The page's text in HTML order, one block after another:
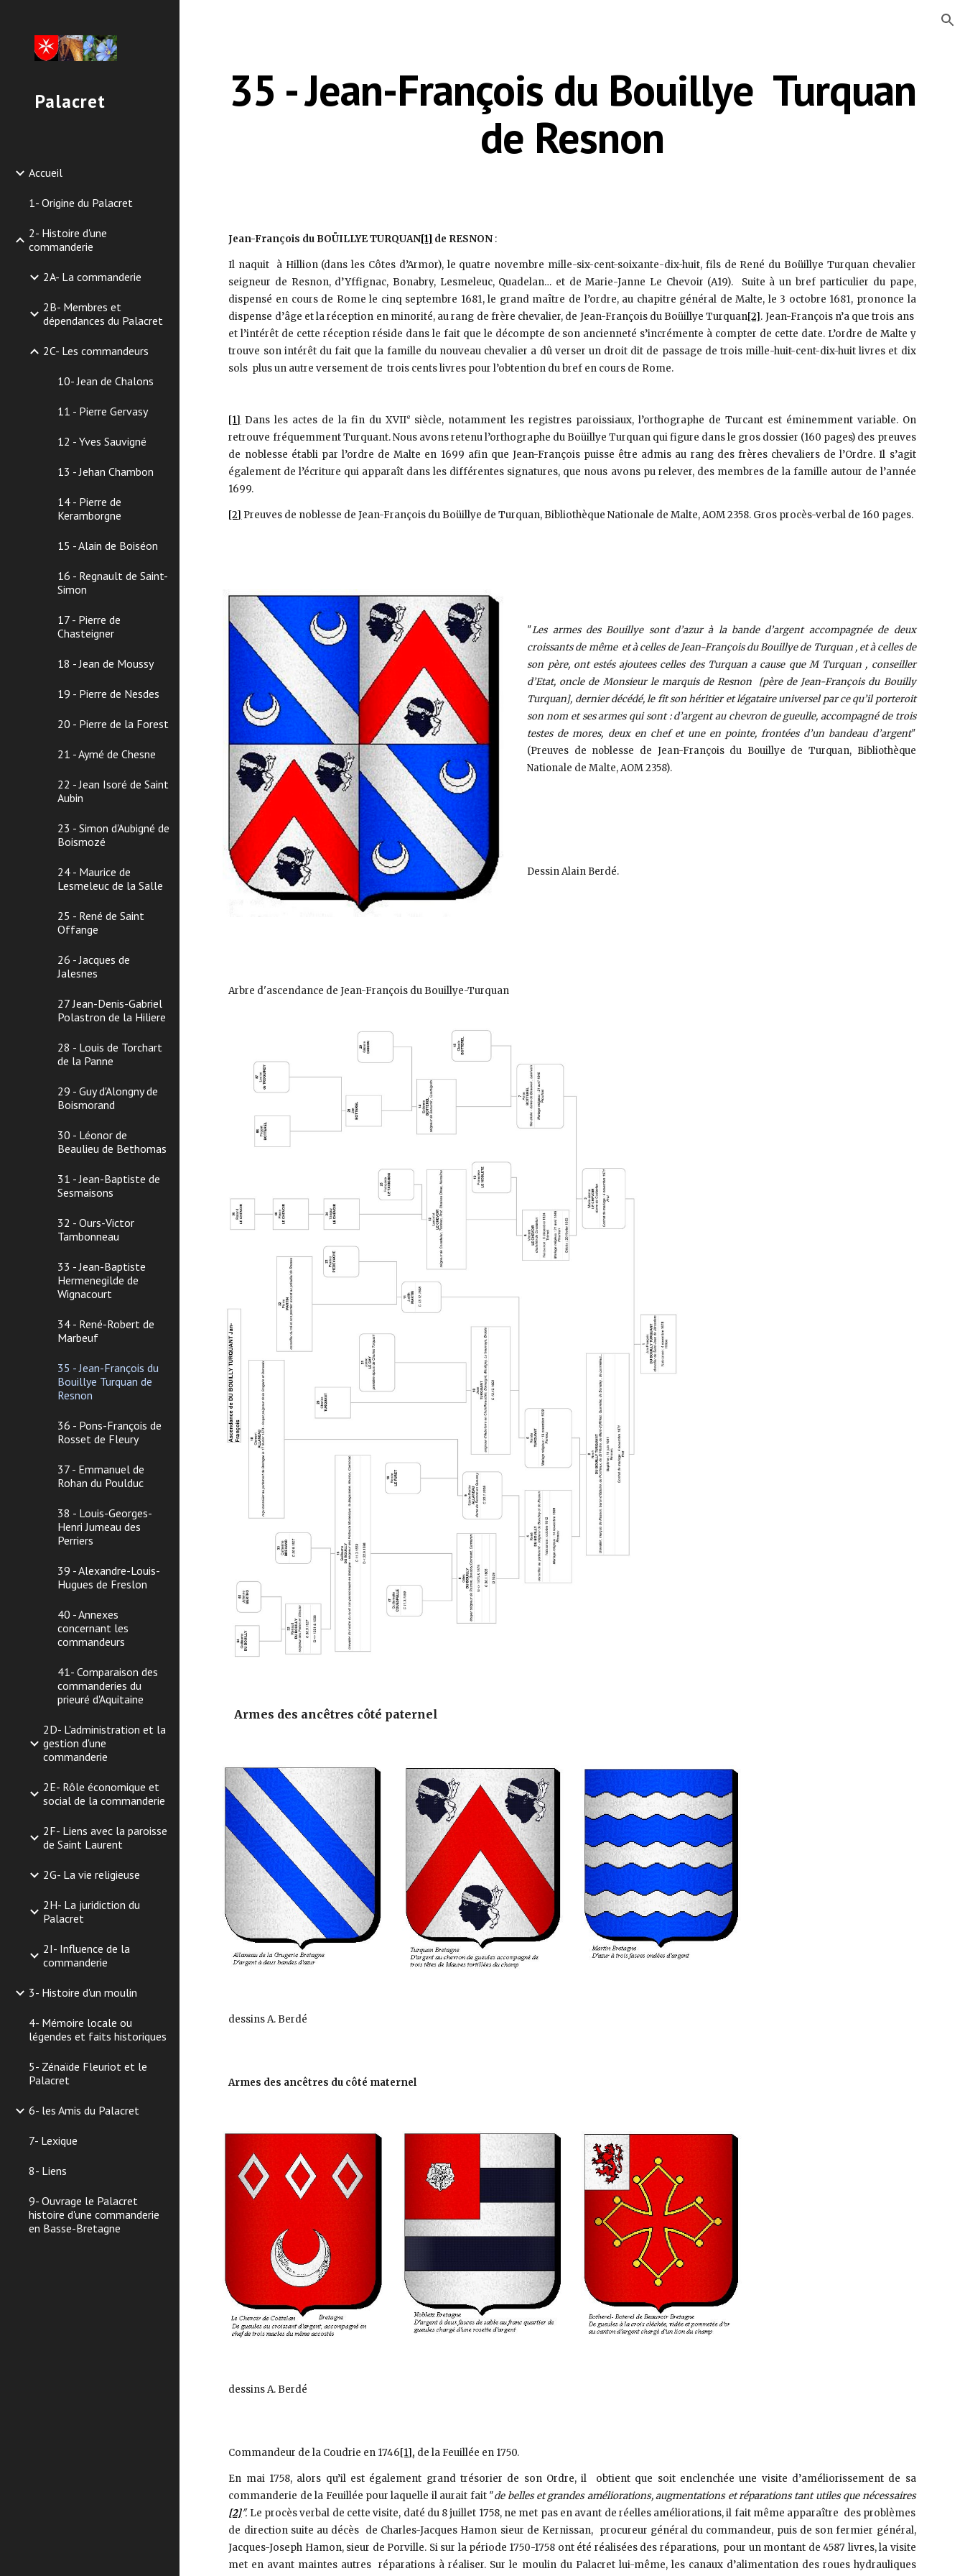
Palacret
Accueil
1- Origine du Palacret
2- Histoire d'une
commanderie
2A- La commanderie
2B- Membres et
dépendances du Palacret
2C- Les commandeurs
10- Jean de Chalons
11 - Pierre Gervasy
12 - Yves Sauvigné
13 - Jehan Chambon
14 - Pierre de
Keramborgne
15 - Alain de Boiséon
16 - Regnault de Saint-
Simon
17 - Pierre de
Chasteigner
18 - Jean de Moussy
19 - Pierre de Nesdes
20 - Pierre de la Forest
21 - Aymé de Chesne
22 - Jean Isoré de Saint
Aubin
23 - Simon d'Aubigné de
Boismozé
24 - Maurice de
Lesmeleuc de la Salle
25 - René de Saint
Offange
26 - Jacques de
Jalesnes
27 Jean-Denis-Gabriel
Polastron de la Hiliere
28 - Louis de Torchart
de la Panne
29 - Guy d'Alongny de
Boismorand
30 - Léonor de
Beaulieu de Bethomas
31 - Jean-Baptiste de
Sesmaisons
32 - Ours-Victor
Tambonneau
33 - Jean-Baptiste
Hermenegilde de
Wignacourt
34 - René-Robert de
Marbeuf
35 - Jean-François du
Bouillye Turquan de
Resnon
36 - Pons-François de
Rosset de Fleury
37 - Emmanuel de
Rohan du Poulduc
38 - Louis-Georges-
Henri Jumeau des
Perriers
39 - Alexandre-Louis-
Hugues de Freslon
40 - Annexes
concernant les
commandeurs
41- Comparaison des
commanderies du
prieuré d'Aquitaine
2D- L'administration et la
gestion d'une
commanderie
2E- Rôle économique et
social de la commanderie
2F- Liens avec la paroisse
de Saint Laurent
2G- La vie religieuse
2H- La juridiction du
Palacret
2I- Influence de la
commanderie
3- Histoire d'un moulin
4- Mémoire locale ou
légendes et faits historiques
5- Zénaïde Fleuriot et le
Palacret
6- les Amis du Palacret
7- Lexique
8- Liens
9- Ouvrage le Palacret
histoire d'une commanderie
en Basse-Bretagne
35 - Jean-François du Bouillye Turquan
de Resnon
Jean-François du BOÜILLYE TURQUAN[1] de RESNON :
Il naquit à Hillion (dans les Côtes d’Armor), le quatre novembre mille-six-cent-soixante-dix-huit, fils de René du Boüillye Turquan chevalier
seigneur de Resnon, d’Yffignac, Bonabry, Lesmeleuc, Quadelan… et de Marie-Janne Le Chevoir (A19). Suite à un bref particulier du pape,
dispensé en cours de Rome le cinq septembre 1681, le grand maître de l’ordre, au chapitre général de Malte, le 3 octobre 1681, prononce la
dispense d’âge et la réception en minorité, au rang de frère chevalier, de Jean-François du Boüillye Turquan[2]. Jean-François n’a que trois ans
et l’intérêt de cette réception réside dans le fait que le décompte de son ancienneté s’incrémente à compter de cette date. L’ordre de Malte y
trouve son intérêt du fait que la famille du nouveau chevalier a dû verser un droit dit de passage de trois mille-huit-cent-dix-huit livres et dix
sols plus un autre versement de trois cents livres pour l’obtention du bref en cours de Rome.
[1] Dans les actes de la fin du XVIIesiècle, notamment les registres paroissiaux, l’orthographe de Turcant est éminemment variable. On
retrouve fréquemment Turquant. Nous avons retenu l’orthographe du Boüillye Turquan qui figure dans le gros dossier (160 pages) des preuves
de noblesse établi par l’ordre de Malte en 1699 afin que Jean-François puisse être admis au rang des frères chevaliers de l’Ordre. Il s’agit
également de l’écriture qui apparaît dans les différentes signatures, que nous avons pu relever, des membres de la famille autour de l’année
1699.
[2] Preuves de noblesse de Jean-François du Boüillye de Turquan, Bibliothèque Nationale de Malte, AOM 2358. Gros procès-verbal de 160 pages.
″Les armes des Bouillye sont d’azur à la bande d’argent accompagnée de deux
croissants de même et à celles de Jean-François du Bouillye de Turquan , et à celles de
son père, ont estés ajoutees celles des Turquan a cause que M Turquan , conseiller
d’Etat, oncle de Monsieur le marquis de Resnon [père de Jean-François du Bouilly
Turquan], dernier décédé, le fit son héritier et légataire universel par ce qu’il porteroit
son nom et ses armes qui sont : d’argent au chevron de gueulle, accompagné de trois
testes de mores, deux en chef et une en pointe, frontées d’un bandeau d’argent″
(Preuves de noblesse de Jean-François du Bouillye de Turquan, Bibliothèque
Nationale de Malte, AOM 2358).
Dessin Alain Berdé.
Arbre d'ascendance de Jean-François du Bouillye-Turquan
Armes des ancêtres côté paternel
dessins A. Berdé
Armes des ancêtres du côté maternel
dessins A. Berdé
Commandeur de la Coudrie en 1746[1], de la Feuillée en 1750.
En mai 1758, alors qu’il est également grand trésorier de son Ordre, il obtient que soit enclenchée une visite d’améliorissement de sa
commanderie de la Feuillée pour laquelle il aurait fait ″de belles et grandes améliorations, augmentations et réparations tant utiles que nécessaires
[2]″.Le procès verbal de cette visite, daté du 8 juillet 1758, ne met pas en avant de réelles améliorations, il fait même apparaître des problèmes
de direction suite au décès de Charles-Jacques Hamon sieur de Kernissan, procureur général du commandeur, puis de son fermier général,
Jacques-Joseph Hamon, sieur de Porville. Si sur la période 1750-1758 ont été réalisées des réparations, pour un montant de 4587 livres, la visite
met en avant maintes autres réparations à réaliser. Sur le moulin du Palacret lui-même, les canaux d’alimentation des roues hydrauliques